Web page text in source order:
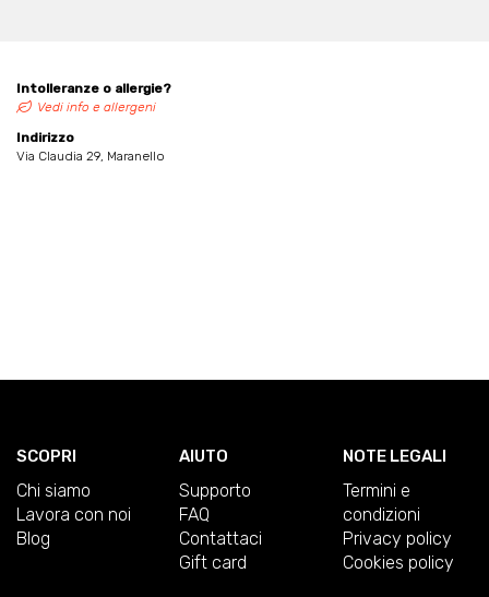
Intolleranze o allergie?
Vedi info e allergeni
Indirizzo
Via Claudia 29, Maranello
SCOPRI
Chi siamo
Lavora con noi
Blog
AIUTO
Supporto
FAQ
Contattaci
Gift card
NOTE LEGALI
Termini e
condizioni
Privacy policy
Cookies policy